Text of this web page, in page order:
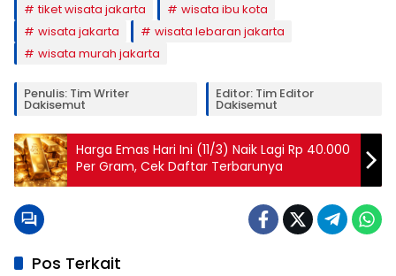
tiket wisata jakarta
wisata ibu kota
wisata jakarta
wisata lebaran jakarta
wisata murah jakarta
Penulis: Tim Writer
Dakisemut
Editor: Tim Editor
Dakisemut
Harga Emas Hari Ini (11/3) Naik Lagi Rp 40.000
Per Gram, Cek Daftar Terbarunya
Pos Terkait